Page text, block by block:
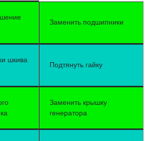
Заменить подшипники
шкива
Подтянуть гайку
Заменить крышку
генератора